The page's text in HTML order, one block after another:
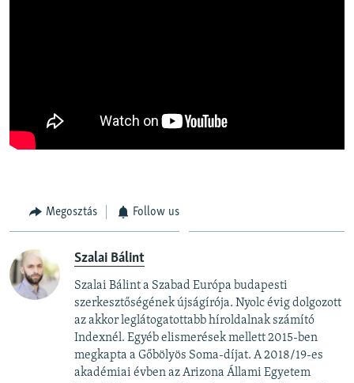
Megosztás Follow us
Szalai Bálint
Szalai Bálint a Szabad Európa budapesti
szerkesztőségének újságírója. Nyolc évig dolgozott
az akkor leglátogatottabb híroldalnak számító
Indexnél. Egyéb elismerések mellett 2015-ben
megkapta a Gőbölyös Soma-díjat. A 2018/19-es
akadémiai évben az Arizona Állami Egyetem